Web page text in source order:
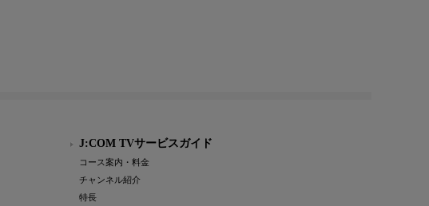
J:COM TVサービスガイド
コース案内・料金
チャンネル紹介
特長